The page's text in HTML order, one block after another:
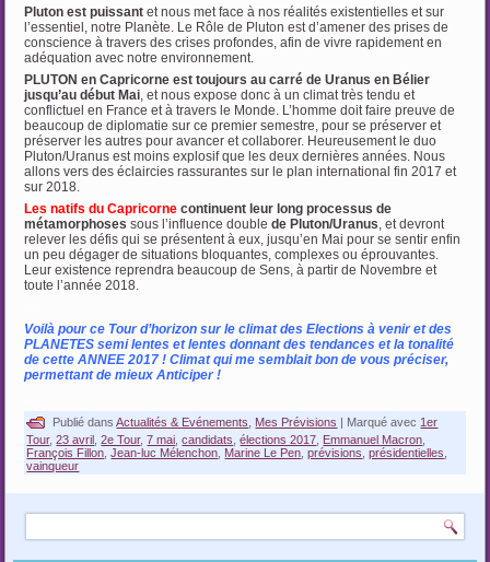
Pluton est puissantet nous met face à nos réalités existentielles et sur
l’essentiel, notre Planète. Le Rôle de Pluton est d’amener des prises de
conscience à travers des crises profondes, afin de vivre rapidement en
adéquation avec notre environnement.
PLUTON en Capricorne est toujours au carré de Uranus en Bélier
jusqu’au début Mai, et nous expose donc à un climat très tendu et
conflictuel en France et à travers le Monde. L’homme doit faire preuve de
beaucoup de diplomatie sur ce premier semestre, pour se préserver et
préserver les autres pour avancer et collaborer. Heureusement le duo
Pluton/Uranus est moins explosif que les deux dernières années. Nous
allons vers des éclaircies rassurantes sur le plan international fin 2017 et
sur 2018.
Les natifs du Capricorne continuent leur long processus de
métamorphoses sous l’influence doublede Pluton/Uranus, et devront
relever les défis qui se présentent à eux, jusqu’en Mai pour se sentir enfin
un peu dégager de situations bloquantes, complexes ou éprouvantes.
Leur existence reprendra beaucoup de Sens, à partir de Novembre et
toute l’année 2018.
Voilà pour ce Tour d’horizon sur le climat des Elections à venir et des
PLANETES semi lentes et lentes donnant des tendances et la tonalité
de cette ANNEE 2017 ! Climat qui me semblait bon de vous préciser,
permettant de mieux Anticiper !
Publié dans Actualités & Evénements Mes Prévisions Marqué avec 1er
Tour,23 avril ,2e Tour,7 mai,candidats,élections 2017, Emmanuel Macron,
François Fillon,Jean-luc Mélenchon, Marine Le Pen,prévisions,présidentielles,
vainqueur